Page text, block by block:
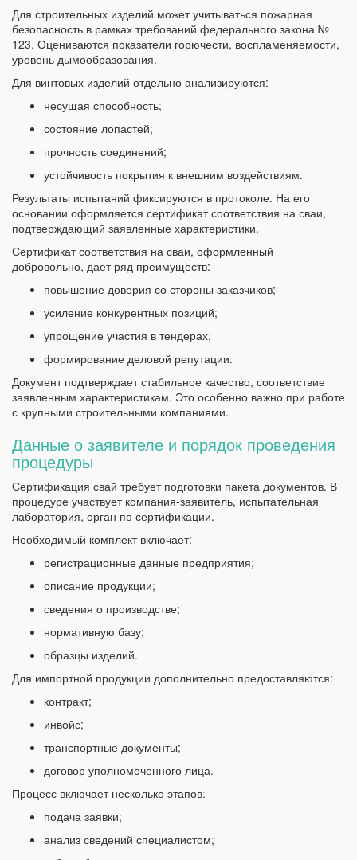
Для строительных изделий может учитываться пожарная
безопасность в рамках требований федерального закона №
123. Оцениваются показатели горючести, воспламеняемости,
уровень дымообразования.
Для винтовых изделий отдельно анализируются:
несущая способность;
состояние лопастей;
прочность соединений;
устойчивость покрытия к внешним воздействиям.
Результаты испытаний фиксируются в протоколе. На его
основании оформляется сертификат соответствия на сваи,
подтверждающий заявленные характеристики.
Сертификат соответствия на сваи, оформленный
добровольно, дает ряд преимуществ:
повышение доверия со стороны заказчиков;
усиление конкурентных позиций;
упрощение участия в тендерах;
формирование деловой репутации.
Документ подтверждает стабильное качество, соответствие
заявленным характеристикам. Это особенно важно при работе
с крупными строительными компаниями.
Данные о заявителе и порядок проведения
процедуры
Сертификация свай требует подготовки пакета документов. В
процедуре участвует компания-заявитель, испытательная
лаборатория, орган по сертификации.
Необходимый комплект включает:
регистрационные данные предприятия;
описание продукции;
сведения о производстве;
нормативную базу;
образцы изделий.
Для импортной продукции дополнительно предоставляются:
контракт;
инвойс;
транспортные документы;
договор уполномоченного лица.
Процесс включает несколько этапов:
подача заявки;
анализ сведений специалистом;